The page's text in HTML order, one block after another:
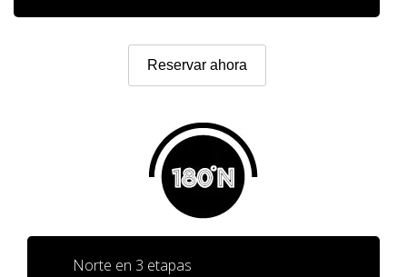
4 ETAPAS
Reservar ahora
Norte en 3 etapas